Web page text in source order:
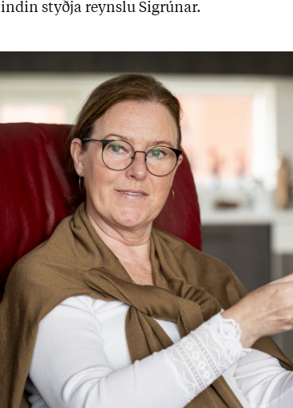
ind­in styðja reynslu Sigrún­ar.